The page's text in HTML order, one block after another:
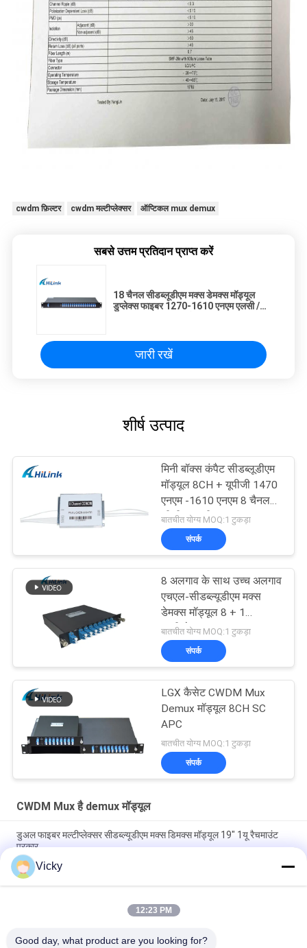
cwdm फ़िल्टर cwdm मल्टीप्लेक्सर ऑप्टिकल mux demux
सबसे उत्तम प्रतिदान प्राप्त करें
18 चैनल सीडब्लूडीएम मक्स डेमक्स मॉड्यूल
डुप्लेक्स फाइबर 1270-1610 एनएम एलसी /
जारी रखें
शीर्ष उत्पाद
मिनी बॉक्स कंपैट सीडब्लूडीएम
मॉड्यूल 8CH + यूपीजी 1470
एनएम -1610 एनएम 8 चैनल
सीसीडब्ल्यूडीएम
बातचीत योग्य MOQ:1 टुकड़ा
संपर्क
8 अलगाव के साथ उच्च अलगाव
एचएल-सीडब्ल्यूडीएम मक्स
डेमक्स मॉड्यूल 8 + 1
मल्टीप्लेक्सर
बातचीत योग्य MOQ:1 टुकड़ा
संपर्क
LGX कैसेट CWDM Mux
Demux मॉड्यूल 8CH SC
APC
बातचीत योग्य MOQ:1 टुकड़ा
संपर्क
CWDM Mux है demux मॉड्यूल
डुअल फाइबर मल्टीप्लेक्सर सीडब्ल्यूडीएम मक्स डिमक्स मॉड्यूल 19" 1यू रैचमाउंट
प्रकार
FWDM फ़िल्टर मिनी ABS बॉक्स TX1550 RX 1310nm 1490nm SC UPC
SC APC
अल्ट्रा-लो लॉस के साथ कस्टमाइज़ेबल 8 चैनल मिनी स्मॉल CWDM Mux Demux
Vicky
12:23 PM
Good day, what product are you looking for?